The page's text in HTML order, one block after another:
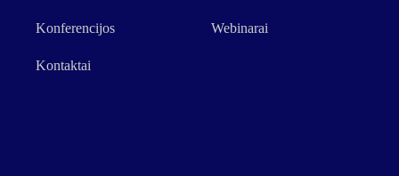
Konferencijos
Kontaktai
Webinarai